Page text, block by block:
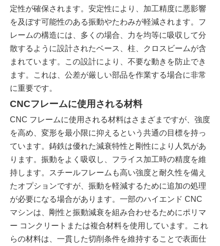
定性が確保されます。安定性により、加工精度に悪影響
を及ぼす可能性のある振動やたわみが軽減されます。フ
レームの構造には、多くの場合、力を均等に吸収して分
散するように設計されたベース、柱、クロスビームが含
まれています。この設計により、不要な動きを防止でき
ます。これは、公差が厳しい部品を作業する場合に非常
に重要です。
CNCフレームに使用される材料
CNC フレームに使用される材料はさまざまですが、強度
を高め、変形を最小限に抑えるという共通の目標を持っ
ています。鋳鉄は優れた減衰特性と剛性により人気があ
ります。振動をよく吸収し、フライス加工時の精度を維
持します。スチールフレームも高い強度と耐久性を備え
たオプションですが、振動を軽減するために追加の処理
が必要になる場合があります。一部のハイエンド CNC
マシンは、剛性と振動減衰を組み合わせるためにポリマ
ー コンクリートまたは複合材料を使用しています。これ
らの材料は、一貫した切削条件を維持することで表面仕